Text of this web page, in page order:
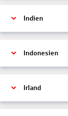
Indien
Indonesien
Irland